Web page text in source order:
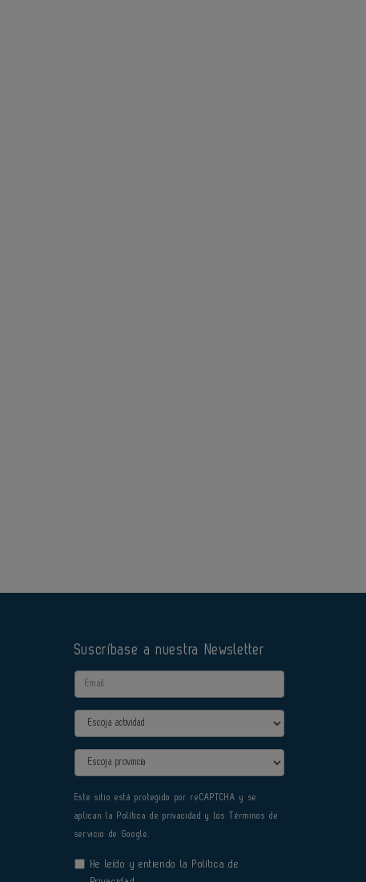
Suscríbase a nuestra Newsletter
Email
Actividad
Provincia
Este sitio está protegido por reCAPTCHA y se
aplican la Política de privacidad y los Términos de
servicio de Google.
He leído y entiendo la Política de